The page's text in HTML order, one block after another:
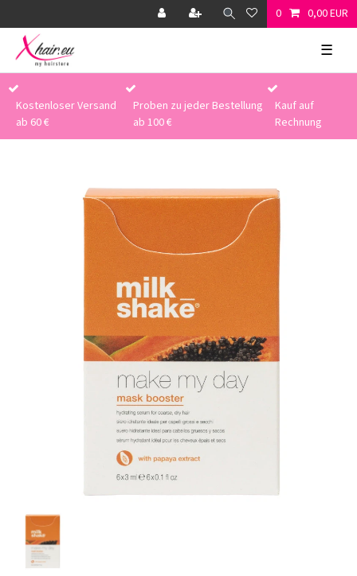
0 0,00 EUR
☰
Kostenloser Versand
ab 60 €
Proben zu jeder Bestellung
ab 100 €
Kauf auf
Rechnung